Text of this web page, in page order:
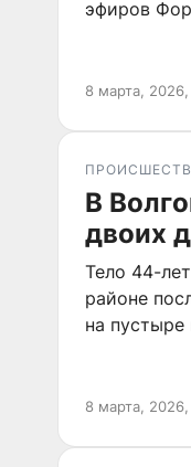
эфиров
8 марта,
В
двоих
Тело 44-
районе
на пустыре
8 марта,